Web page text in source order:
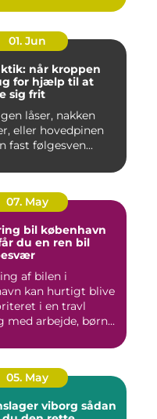
01. Jun
når kroppen
for hjælp til at
sig frit
låser, nakken
eller hovedpinen
fast følgesven...
07. May
bil københavn
du en ren bil
af bilen i
kan hurtigt blive
i en travl
med arbejde, børn...
05. May
viborg sådan